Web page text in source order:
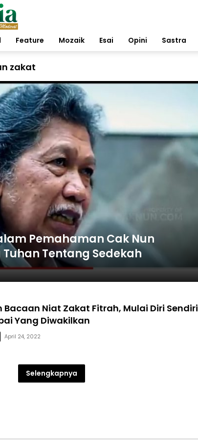
Feature Mozaik Esai Opini Sastra
zakat
Pemahaman Cak Nun
Tentang Sedekah
Bacaan Niat Zakat Fitrah, Mulai Diri Sendiri
Yang Diwakilkan
April 24, 2022
Selengkapnya